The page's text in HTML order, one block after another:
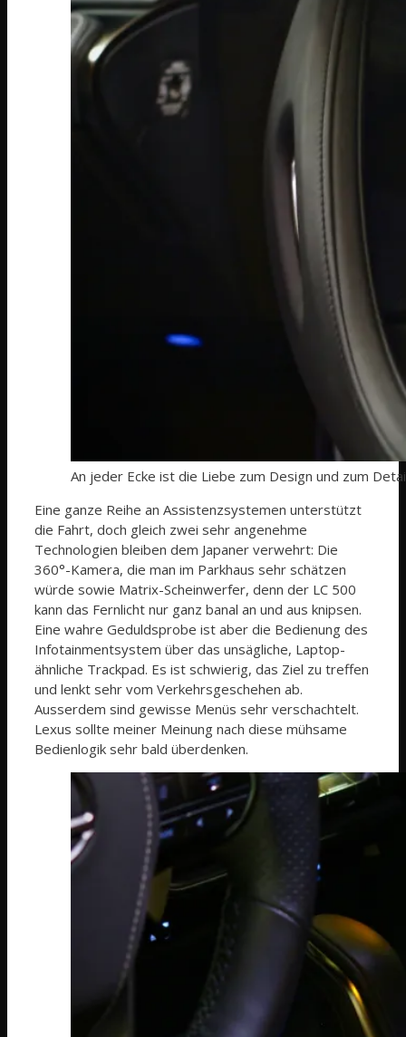
An jeder Ecke ist die Liebe zum Design und zum
Eine ganze Reihe an Assistenzsystemen unterstützt
die Fahrt, doch gleich zwei sehr angenehme
Technologien bleiben dem Japaner verwehrt: Die
360°-Kamera, die man im Parkhaus sehr schätzen
würde sowie Matrix-Scheinwerfer, denn der LC 500
kann das Fernlicht nur ganz banal an und aus knipsen.
Eine wahre Geduldsprobe ist aber die Bedienung des
Infotainmentsystem über das unsägliche, Laptop-
ähnliche Trackpad. Es ist schwierig, das Ziel zu treffen
und lenkt sehr vom Verkehrsgeschehen ab.
Ausserdem sind gewisse Menüs sehr verschachtelt.
Lexus sollte meiner Meinung nach diese mühsame
Bedienlogik sehr bald überdenken.